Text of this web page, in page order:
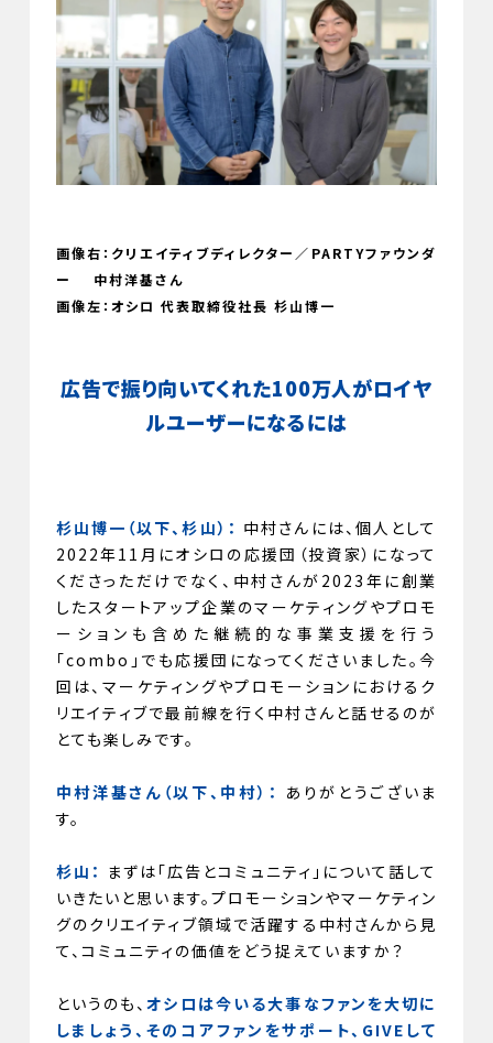
画像右：クリエイティブディレクター／PARTYファウンダ
ー 中村洋基さん
画像左：オシロ 代表取締役社長 杉山博一
広告で振り向いてくれた100万人がロイヤ
ルユーザーになるには
杉山博一（以下、杉山）： 中村さんには、個人として
2022年11月にオシロの応援団（投資家）になって
くださっただけでなく、中村さんが2023年に創業
したスタートアップ企業のマーケティングやプロモ
ーションも含めた継続的な事業支援を行う
「combo」でも応援団になってくださいました。今
回は、マーケティングやプロモーションにおけるク
リエイティブで最前線を行く中村さんと話せるのが
とても楽しみです。
中村洋基さん（以下、中村）： ありがとうございま
す。
杉山： まずは「広告とコミュニティ」について話して
いきたいと思います。プロモーションやマーケティン
グのクリエイティブ領域で活躍する中村さんから見
て、コミュニティの価値をどう捉えていますか？
というのも、オシロは今いる大事なファンを大切に
しましょう、そのコアファンをサポート、GIVEして